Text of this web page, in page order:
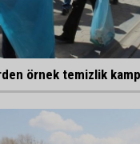
örnek temizlik